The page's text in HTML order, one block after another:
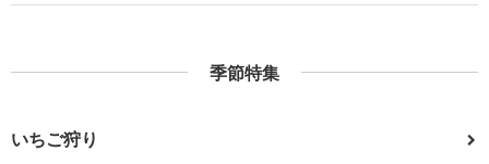
季節特集
いちご狩り